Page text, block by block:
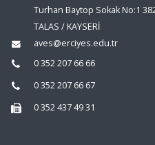
Turhan Baytop Sokak No:1
TALAS / KAYSERİ
aves@erciyes.edu.tr
0 352 207 66 66
0 352 207 66 67
0 352 437 49 31